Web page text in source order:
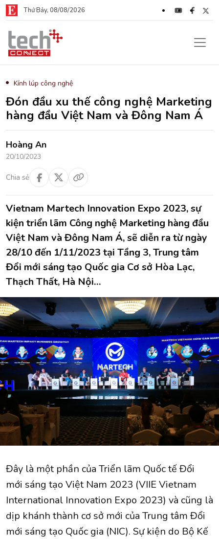
Thứ Bảy, 08/08/2026
Kính lúp công nghệ
Đón đầu xu thế công nghệ Marketing
hàng đầu Việt Nam và Đông Nam Á
Hoàng An
20/10/2023
Chia sẻ
Vietnam Martech Innovation Expo 2023, sự
kiện triển lãm Công nghệ Marketing hàng đầu
Việt Nam và Đông Nam Á, sẽ diễn ra từ ngày
28/10 đến 1/11/2023 tại Tầng 3, Trung tâm
Đổi mới sáng tạo Quốc gia Cơ sở Hòa Lạc,
Thạch Thất, Hà Nội…
Đây là một phần của Triển lãm Quốc tế Đổi
mới sáng tạo Việt Nam 2023 (VIIE Vietnam
International Innovation Expo 2023) và cũng là
dịp khánh thành cơ sở mới của Trung tâm Đổi
mới sáng tạo Quốc gia (NIC). Sự kiện do Bộ Kế